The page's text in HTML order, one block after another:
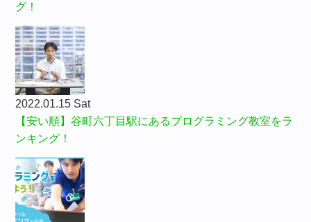
グ！
2022.01.15 Sat
【安い順】谷町六丁目駅にあるプログラミング教室をラ
ンキング！